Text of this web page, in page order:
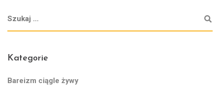
Kategorie
Bareizm ciągle żywy